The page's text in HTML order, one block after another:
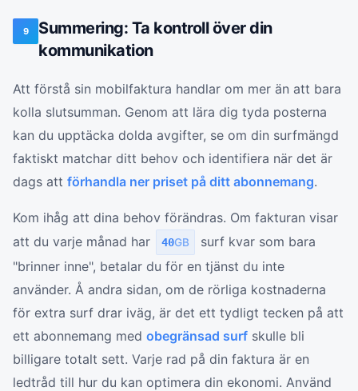
9
Summering: Ta kontroll över din
kommunikation
Att förstå sin mobilfaktura handlar om mer än att bara
kolla slutsumman. Genom att lära dig tyda posterna
kan du upptäcka dolda avgifter, se om din surfmängd
faktiskt matchar ditt behov och identifiera när det är
dags att förhandla ner priset på ditt abonnemang.
Kom ihåg att dina behov förändras. Om fakturan visar
att du varje månad har
40GB
surf kvar som bara
"brinner inne", betalar du för en tjänst du inte
använder. Å andra sidan, om de rörliga kostnaderna
för extra surf drar iväg, är det ett tydligt tecken på att
ett abonnemang med obegränsad surf skulle bli
billigare totalt sett. Varje rad på din faktura är en
ledtråd till hur du kan optimera din ekonomi. Använd